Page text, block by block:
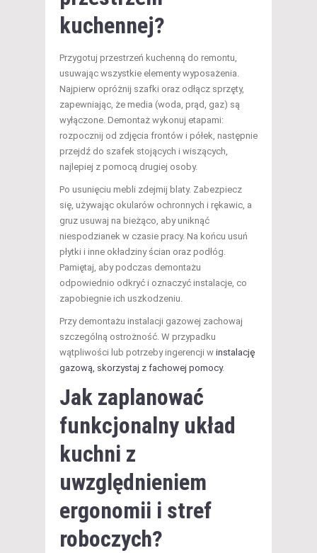
kuchennej?
Przygotuj przestrzeń kuchenną do remontu,
usuwając wszystkie elementy wyposażenia.
Najpierw opróżnij szafki oraz odłącz sprzęty,
zapewniając, że media (woda, prąd, gaz) są
wyłączone. Demontaż wykonuj etapami:
rozpocznij od zdjęcia frontów i półek, następnie
przejdź do szafek stojących i wiszących,
najlepiej z pomocą drugiej osoby.
Po usunięciu mebli zdejmij blaty. Zabezpiecz
się, używając okularów ochronnych i rękawic, a
gruz usuwaj na bieżąco, aby uniknąć
niespodzianek w czasie pracy. Na końcu usuń
płytki i inne okładziny ścian oraz podłóg.
Pamiętaj, aby podczas demontażu
odpowiednio odkryć i oznaczyć instalacje, co
zapobiegnie ich uszkodzeniu.
Przy demontażu instalacji gazowej zachowaj
szczególną ostrożność. W przypadku
wątpliwości lub potrzeby ingerencji w instalację
gazową, skorzystaj z fachowej pomocy.
Jak zaplanować
funkcjonalny układ
kuchni z
uwzględnieniem
ergonomii i stref
roboczych?